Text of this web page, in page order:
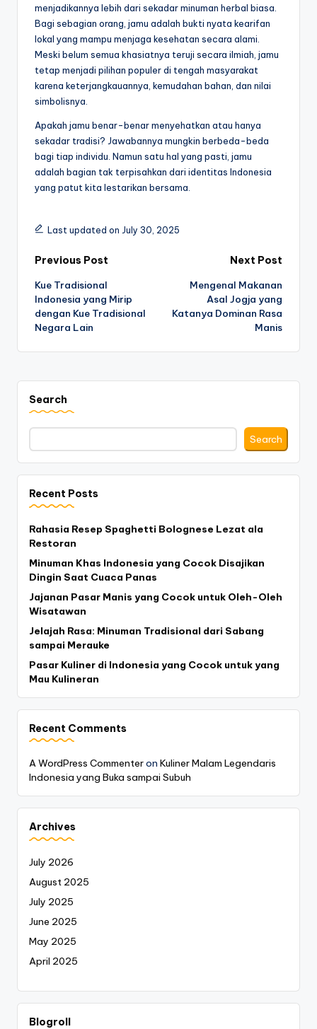
menjadikannya lebih dari sekadar minuman herbal biasa.
Bagi sebagian orang, jamu adalah bukti nyata kearifan
lokal yang mampu menjaga kesehatan secara alami.
Meski belum semua khasiatnya teruji secara ilmiah, jamu
tetap menjadi pilihan populer di tengah masyarakat
karena keterjangkauannya, kemudahan bahan, dan nilai
simbolisnya.
Apakah jamu benar-benar menyehatkan atau hanya
sekadar tradisi? Jawabannya mungkin berbeda-beda
bagi tiap individu. Namun satu hal yang pasti, jamu
adalah bagian tak terpisahkan dari identitas Indonesia
yang patut kita lestarikan bersama.
Last updated on July 30, 2025
Post
navigation
Previous Post
Kue Tradisional
Indonesia yang Mirip
dengan Kue Tradisional
Negara Lain
Next Post
Mengenal Makanan
Asal Jogja yang
Katanya Dominan Rasa
Manis
Search
Search
Recent Posts
Rahasia Resep Spaghetti Bolognese Lezat ala
Restoran
Minuman Khas Indonesia yang Cocok Disajikan
Dingin Saat Cuaca Panas
Jajanan Pasar Manis yang Cocok untuk Oleh-Oleh
Wisatawan
Jelajah Rasa: Minuman Tradisional dari Sabang
sampai Merauke
Pasar Kuliner di Indonesia yang Cocok untuk yang
Mau Kulineran
Recent Comments
A WordPress Commenteron Kuliner Malam Legendaris
Indonesia yang Buka sampai Subuh
Archives
July 2026
August 2025
July 2025
June 2025
May 2025
April 2025
Blogroll